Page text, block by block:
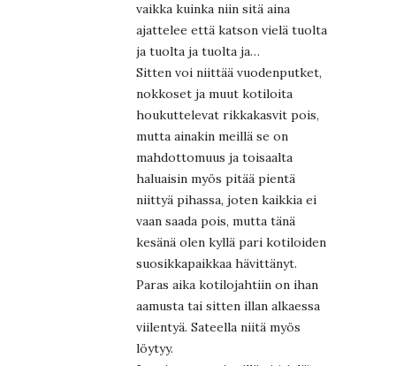
vaikka kuinka niin sitä aina
ajattelee että katson vielä tuolta
ja tuolta ja tuolta ja…
Sitten voi niittää vuodenputket,
nokkoset ja muut kotiloita
houkuttelevat rikkakasvit pois,
mutta ainakin meillä se on
mahdottomuus ja toisaalta
haluaisin myös pitää pientä
niittyä pihassa, joten kaikkia ei
vaan saada pois, mutta tänä
kesänä olen kyllä pari kotiloiden
suosikkapaikkaa hävittänyt.
Paras aika kotilojahtiin on ihan
aamusta tai sitten illan alkaessa
viilentyä. Sateella niitä myös
löytyy.